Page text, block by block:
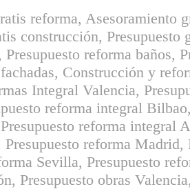
reforma, Asesoramiento
construcción, Presupuesto
reforma baños,
Construcción y
Integral Valencia,
reforma integral
reforma integral
reforma
Sevilla, Presupuesto
Presupuesto obras